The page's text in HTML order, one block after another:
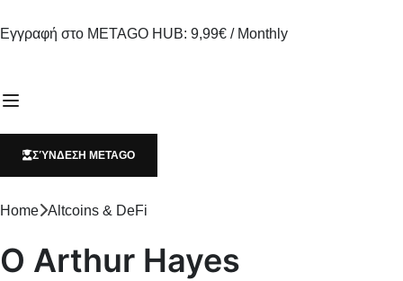
Εγγραφή στο METAGO HUB: 9,99€ / Monthly
ΣΎΝΔΕΣΗ METAGO
Home Altcoins & DeFi
Ο Arthur Hayes